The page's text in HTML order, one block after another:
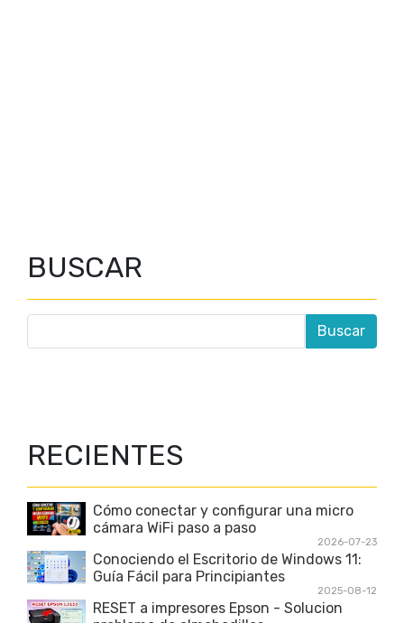
BUSCAR
RECIENTES
Cómo conectar y configurar una micro
cámara WiFi paso a paso
2026-07-23
Conociendo el Escritorio de Windows 11:
Guía Fácil para Principiantes
2025-08-12
RESET a impresores Epson - Solucion